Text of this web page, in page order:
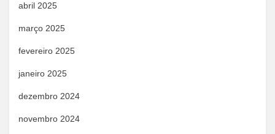
abril 2025
março 2025
fevereiro 2025
janeiro 2025
dezembro 2024
novembro 2024